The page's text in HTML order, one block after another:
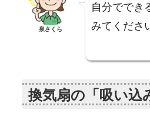
泉さくら
自分ででき
みてくださ
換気扇の「吸い込